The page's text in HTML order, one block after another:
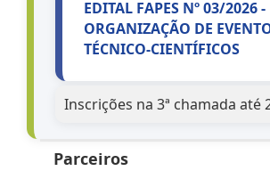
EDITAL FAPES Nº 03/2026 -
ORGANIZAÇÃO DE
TÉCNICO-CIENTÍFICOS
Inscrições na 3ª chamada até
Parceiros